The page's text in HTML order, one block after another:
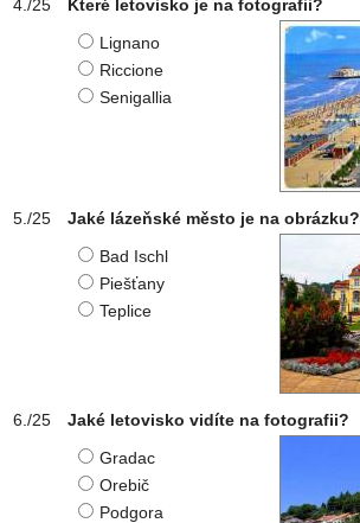
Které letovisko je na fotografii?
Lignano
Riccione
Senigallia
Jaké lázeňské město je na obrázku?
Bad Ischl
Piešťany
Teplice
Jaké letovisko vidíte na fotografii?
Gradac
Orebič
Podgora